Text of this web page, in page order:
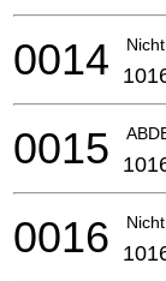
0014
0015
0016